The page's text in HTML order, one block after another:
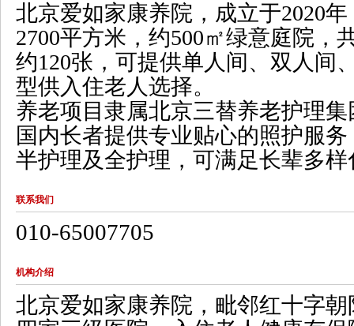
北京爱如家康养院，成立于2020
2700平方米，约500㎡绿意庭院，
约120张，可提供单人间、双人间
型供入住老人选择。
养老项目隶属北京三替养老护理
国内长者提供专业贴心的照护服
半护理及全护理，可满足长辈多
联系我们
010-65007705
机构介绍
北京爱如家康养院，毗邻红十字